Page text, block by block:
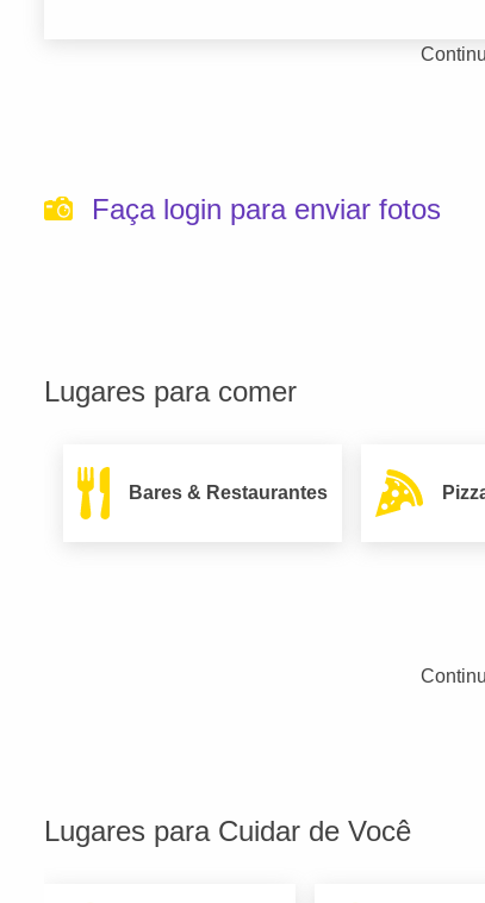
Faça login para enviar fotos
Lugares para comer
Bares & Restaurantes
Lugares para Cuidar de Você